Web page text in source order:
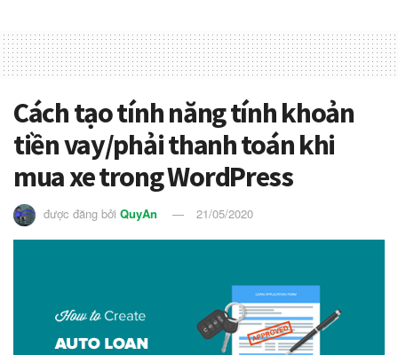
Cách tạo tính năng tính khoản
tiền vay/phải thanh toán khi
mua xe trong WordPress
được đăng bởi QuyAn 21/05/2020